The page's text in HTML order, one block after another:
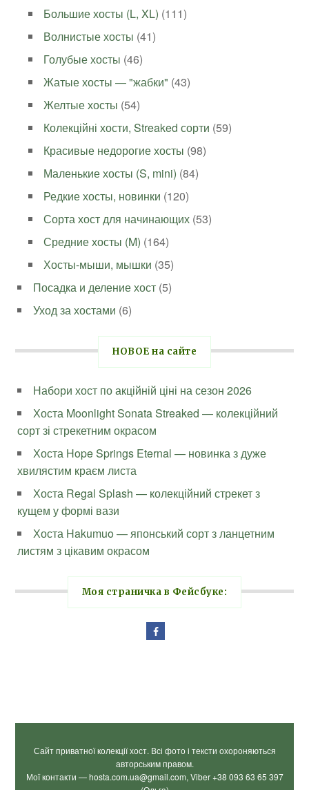
Большие хосты (L, XL) (111)
Волнистые хосты (41)
Голубые хосты (46)
Жатые хосты — "жабки" (43)
Желтые хосты (54)
Колекційні хости, Streaked сорти (59)
Красивые недорогие хосты (98)
Маленькие хосты (S, mini) (84)
Редкие хосты, новинки (120)
Сорта хост для начинающих (53)
Средние хосты (M) (164)
Хосты-мыши, мышки (35)
Посадка и деление хост (5)
Уход за хостами (6)
НОВОЕ на сайте
Набори хост по акційній ціні на сезон 2026
Хоста Moonlight Sonata Streaked — колекційний
сорт зі стрекетним окрасом
Хоста Hope Springs Eternal — новинка з дуже
хвилястим краєм листа
Хоста Regal Splash — колекційний стрекет з
кущем у формі вази
Хоста Hakumuo — японський сорт з ланцетним
листям з цікавим окрасом
Моя страничка в Фейсбуке:
Сайт приватної колекції хост. Всі фото і тексти охороняються
авторським правом.
Мої контакти — hosta.com.ua@gmail.com, Viber +38 093 63 65 397